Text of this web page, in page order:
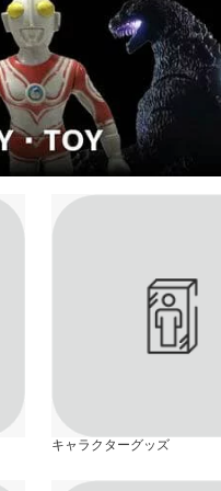
キャラクターグッズ